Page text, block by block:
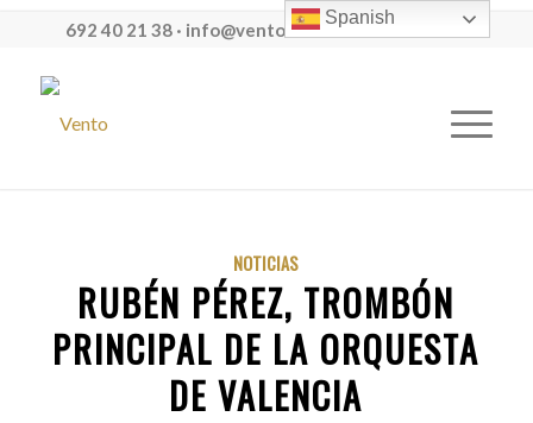
692 40 21 38 · info@ventoescuelademusica.com
NOTICIAS
RUBÉN PÉREZ, TROMBÓN
PRINCIPAL DE LA ORQUESTA
DE VALENCIA
Spanish